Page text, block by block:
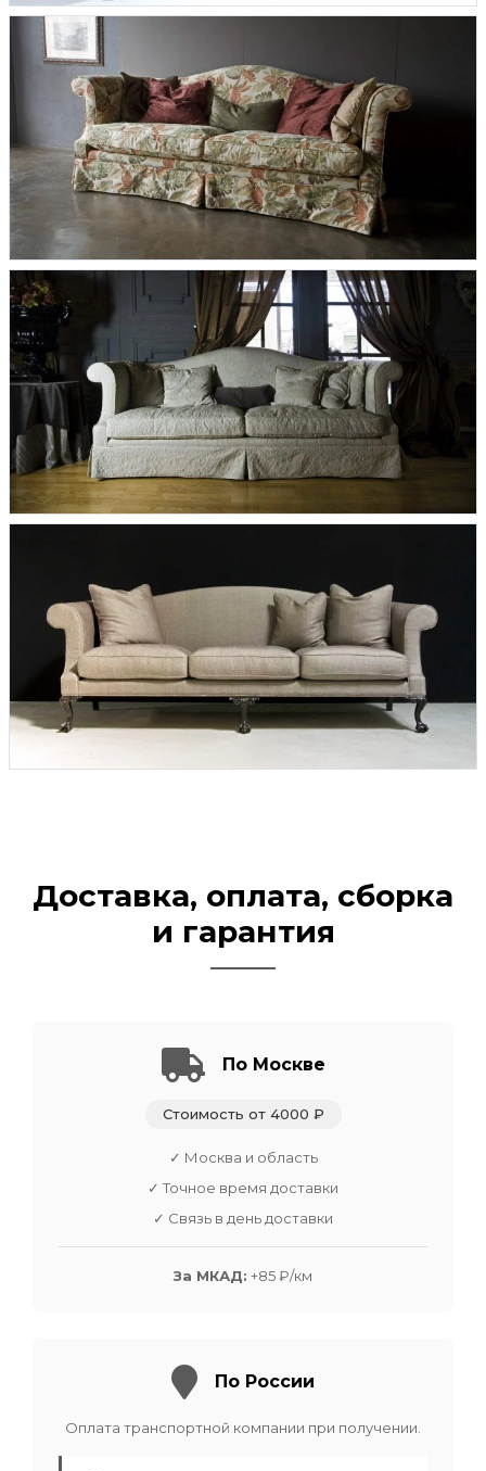
Доставка, оплата, сборка
и гарантия
По Москве
Стоимость от 4000 ₽
✓ Москва и область
✓ Точное время доставки
✓ Связь в день доставки
За МКАД: +85 ₽/км
По России
Оплата транспортной компании при получении.